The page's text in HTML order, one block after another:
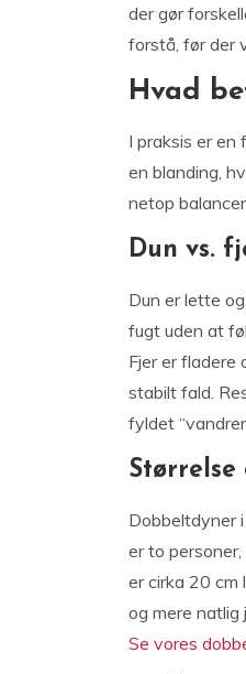
der gør
forstå, før der
Hvad
I praksis er
en blanding,
netop
Dun vs.
Dun er lette
fugt uden at
Fjer er fladere
stabilt fald.
fyldet
Dobbeltdyner
er to
er cirka 20 cm
og mere natlig
Se vores